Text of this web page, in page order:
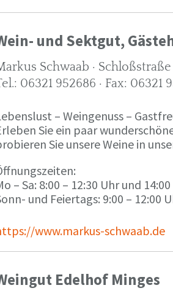
und Sektgut,
Schwaab ·
06321 952686 · Fax:
– Weingenuss –
Sie ein paar
Sie unsere Weine in
– Sa: 8:00 – 12:30 Uhr und
und Feiertags: 9:00 – 12:00
www.markus-schwaab.de
Edelhof Minges